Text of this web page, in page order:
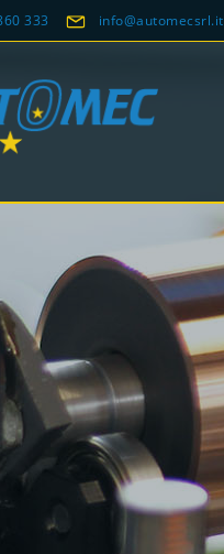
333 info@automecsrl.it